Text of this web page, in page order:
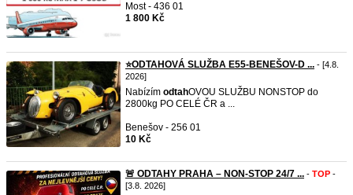
Most - 436 01
1 800 Kč
⭐ODTAHOVÁ SLUŽBA E55-BENEŠOV-D ... - [4.8.
2026]
Nabízím odtahOVOU SLUŽBU NONSTOP do
2800kg PO CELÉ ČR a ...
Benešov - 256 01
10 Kč
🚨 ODTAHY PRAHA – NON-STOP 24/7 ... - TOP -
[3.8. 2026]